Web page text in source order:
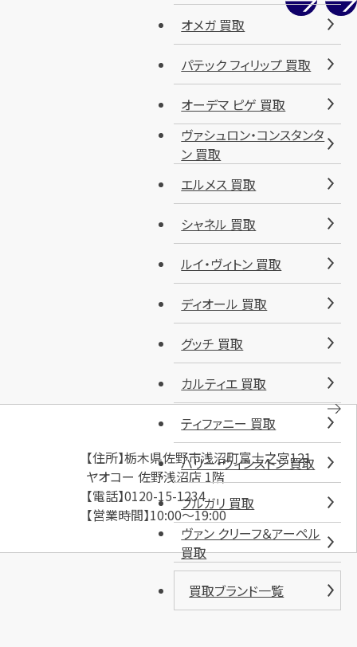
【住所】栃木県佐野市浅沼町富士之宮121
ヤオコー 佐野浅沼店 1階
【電話】0120-15-1234
【営業時間】10:00～19:00
オメガ 買取
パテック フィリップ 買取
オーデマ ピゲ 買取
ヴァシュロン・コンスタンタ
ン 買取
エルメス 買取
シャネル 買取
ルイ・ヴィトン 買取
ディオール 買取
グッチ 買取
カルティエ 買取
ティファニー 買取
ハリー・ウィンストン 買取
ブルガリ 買取
ヴァン クリーフ＆アーペル
買取
買取ブランド一覧